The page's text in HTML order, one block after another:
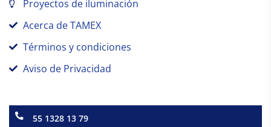
Proyectos de iluminación
Acerca de TAMEX
Términos y condiciones
Aviso de Privacidad
55 1328 13 79